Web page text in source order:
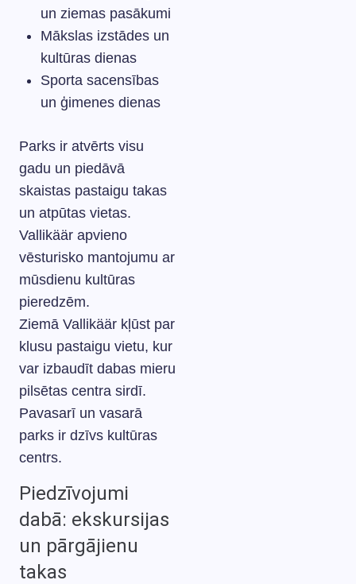
un ziemas pasākumi
Mākslas izstādes un
kultūras dienas
Sporta sacensības
un ģimenes dienas
Parks ir atvērts visu
gadu un piedāvā
skaistas pastaigu takas
un atpūtas vietas.
Vallikäär apvieno
vēsturisko mantojumu ar
mūsdienu kultūras
pieredzēm.
Ziemā Vallikäär kļūst par
klusu pastaigu vietu, kur
var izbaudīt dabas mieru
pilsētas centra sirdī.
Pavasarī un vasarā
parks ir dzīvs kultūras
centrs.
Piedzīvojumi
dabā: ekskursijas
un pārgājienu
takas